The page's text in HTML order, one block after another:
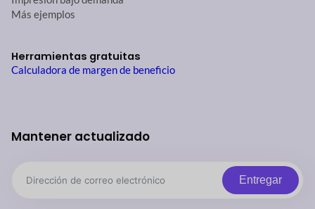
Más ejemplos
Herramientas gratuitas
Calculadora de margen de beneficio
Mantener actualizado
Entregar